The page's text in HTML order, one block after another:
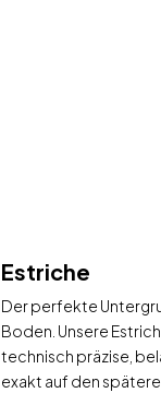
Estriche
Der perfekte
Boden. Unsere
technisch präzise,
exakt auf den